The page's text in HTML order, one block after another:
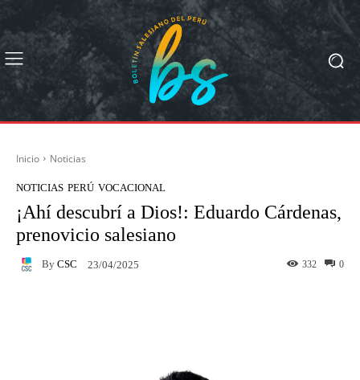
Inicio Noticias
NOTICIAS PERÚ VOCACIONAL
¡Ahí descubrí a Dios!: Eduardo Cárdenas,
prenovicio salesiano
By CSC 23/04/2025 0
332